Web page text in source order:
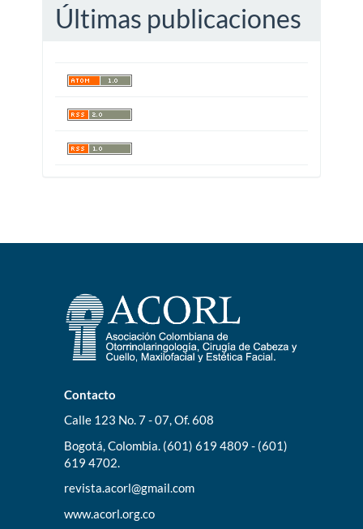
Últimas publicaciones
Contacto
Calle 123 No. 7 - 07, Of. 608
Bogotá, Colombia. (601) 619 4809 - (601)
619 4702.
revista.acorl@gmail.com
www.acorl.org.co